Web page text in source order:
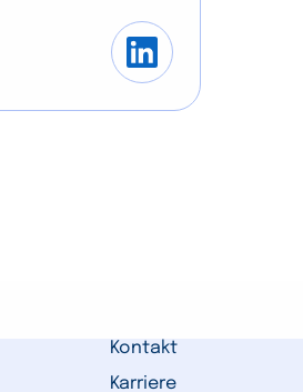
Kontakt
Karriere